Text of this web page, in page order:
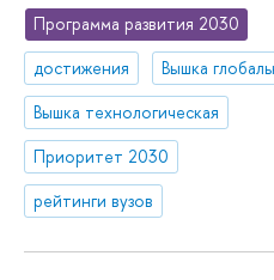
Программа развития 2030
достижения
Вышка
Вышка технологическая
Приоритет 2030
рейтинги вузов